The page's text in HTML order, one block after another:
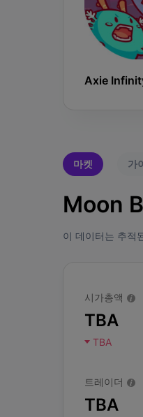
Axie
마켓 가
Moon
이 데이터는 추적
시가총액
TBA
TBA
트레이더
TBA